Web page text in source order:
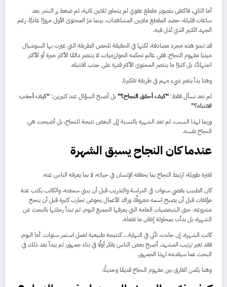
أما الثاني، فاكتفى بتصوير مقطع عفوي لم يتجاوز ثلاثين ثانية، ثم ضغط زر النشر. بعد
ساعات قليلة، حصد المقطع ملايين المشاهدات، بينما مرّ المحتوى الأول مرورًا عاديًا، رغم
الجهد الكبير الذي بُذل فيه.
قد تبدو هذه مجرد مصادفة، لكنها في الحقيقة تلخص الطريقة التي غيّرت بها السوشيال
ميديا مفهوم النجاح. ففي عالم تحكمه الخوارزميات، لا ينتصر دائمًا الأكثر خبرة أو الأكثر
اجتهادًا، بل كثيرًا ما ينتصر المحتوى الأكثر قدرة على جذب الانتباه.
وهنا بدأ يتغير شيء مهم في طريقة تفكيرنا.
لم نعد نسأل فقط: “كيف أحقق النجاح؟”بل أصبح السؤال عند كثيرين: “كيف أجذب
الانتباه؟”
وربما لهذا السبب، لم تعد الشهرة بالنسبة إلى البعض نتيجة للنجاح، بل أصبحت هي
النجاح نفسه.
عندما كان النجاح يسبق الشهرة
لفترة طويلة، ارتبط النجاح بما يحققه الإنسان في حياته، لا بما يعرفه الناس عنه.
كان الطبيب يقضي سنوات في الدراسة والتدريب قبل أن يبني سمعته، والكاتب يكتب عدة
مؤلفات قبل أن يصبح اسمه معروفًا، ورائد الأعمال يخوض تجارب كثيرة قبل أن ينجح
مشروعه. حتى الشخصيات العامة التي يعرفها الجميع اليوم، لم تبدأ رحلتها بالبحث عن
الشهرة، بل بدأت بمحاولة إتقان ما تفعله.
كانت الشهرة، إن جاءت، تأتي في النهاية… كنتيجة طبيعية لعمل استمر سنوات. أما اليوم،
فقد تغير ترتيب المشهد. أصبح بعض الناس يفكر أولًا في بناء جمهور، ثم يبدأ بعد ذلك في
البحث عما سيقدمه لهذا الجمهور.
وهنا يكمن الفارق بين مفهوم النجاح قديمًا وحديثًا.